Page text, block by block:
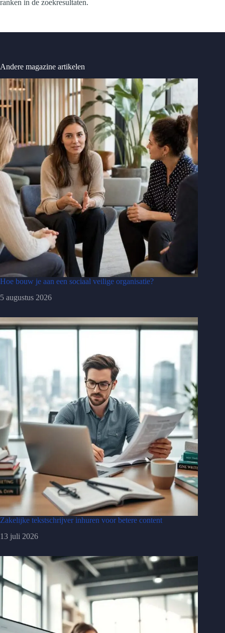
ranken in de zoekresultaten.
Andere magazine artikelen
Hoe bouw je aan een sociaal veilige organisatie?
5 augustus 2026
Zakelijke tekstschrijver inhuren voor betere content
13 juli 2026